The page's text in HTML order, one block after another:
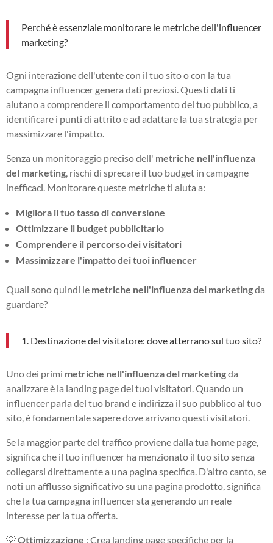
Perché è essenziale monitorare le metriche dell'influencer
marketing?
Ogni interazione dell'utente con il tuo sito o con la tua
campagna influencer genera dati preziosi. Questi dati ti
aiutano a comprendere il comportamento del tuo pubblico, a
identificare i punti di attrito e ad adattare la tua strategia per
massimizzare l'impatto.
Senza un monitoraggio preciso dell' metriche nell'influenza
del marketing , rischi di sprecare il tuo budget in campagne
inefficaci. Monitorare queste metriche ti aiuta a:
Migliora il tuo tasso di conversione
Ottimizzare il budget pubblicitario
Comprendere il percorso dei visitatori
Massimizzare l'impatto dei tuoi influencer
Quali sono quindi le metriche nell'influenza del marketingda
guardare?
1. Destinazione del visitatore: dove atterrano sul tuo sito?
Uno dei primi metriche nell'influenza del marketingda
analizzare è la landing page dei tuoi visitatori. Quando un
influencer parla del tuo brand e indirizza il suo pubblico al tuo
sito, è fondamentale sapere dove arrivano questi visitatori.
Se la maggior parte del traffico proviene dalla tua home page,
significa che il tuo influencer ha menzionato il tuo sito senza
collegarsi direttamente a una pagina specifica. D'altro canto, se
noti un afflusso significativo su una pagina prodotto, significa
che la tua campagna influencer sta generando un reale
interesse per la tua offerta.
💡Ottimizzazione : Crea landing page specifiche per la